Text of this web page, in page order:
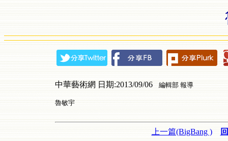
中華藝術網 日期:2013/09/06 編輯部 報導
魯敏宇
上一篇(BigBang )